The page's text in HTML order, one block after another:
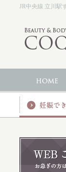
JR中央線 立川駅